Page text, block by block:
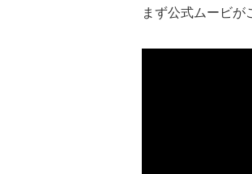
まず公式ムービが